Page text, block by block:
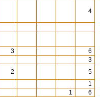
4
3
6
3
2
5
1
1
6